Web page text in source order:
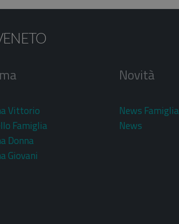
Vittorio
Famiglia
Donna
Giovani
Novità
News Famiglia
News